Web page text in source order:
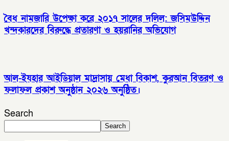
বৈধ নামজারি উপেক্ষা করে ২০১৭ সালের দলিল: জসিমউদ্দিন
খন্দকারদের বিরুদ্ধে প্রতারণা ও হয়রানির অভিযোগ
আল-ইযহার আইডিয়াল মাদ্রাসায় মেধা বিকাশ, কুরআন বিতরণ ও
ফলাফল প্রকাশ অনুষ্ঠান ২০২৬ অনুষ্ঠিত।
Search
Search